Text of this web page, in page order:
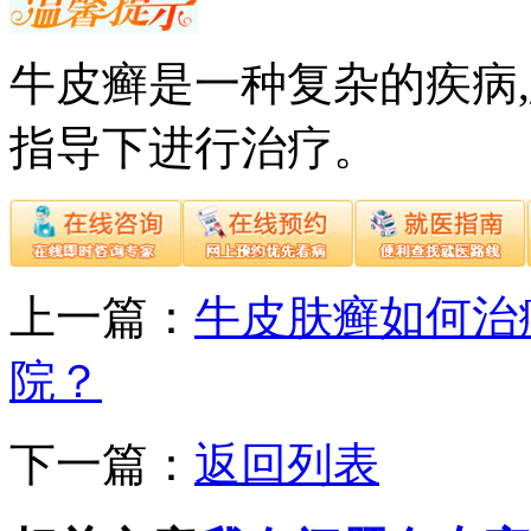
牛皮癣是一种复杂的疾
指导下进行治疗。
上一篇： 牛皮肤癣如何
院？
下一篇： 返回列表